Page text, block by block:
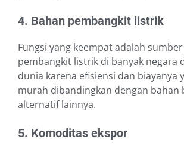
4. Bahan pembangkit listrik
Fungsi yang keempat adalah
pembangkit listrik di banyak negara
dunia karena efisiensi dan biayanya
murah dibandingkan dengan bahan
alternatif lainnya.
5. Komoditas ekspor